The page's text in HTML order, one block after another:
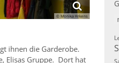
© Monika Hrkens
ihnen die Garderobe.
Elisas Gruppe. Dort hat